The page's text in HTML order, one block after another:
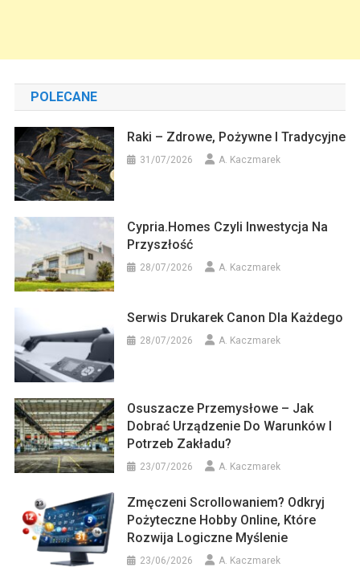
POLECANE
Raki – Zdrowe, Pożywne I Tradycyjne
31/07/2026 A. Kaczmarek
Cypria.homes Czyli Inwestycja Na
Przyszłość
28/07/2026 A. Kaczmarek
Serwis Drukarek Canon Dla Każdego
28/07/2026 A. Kaczmarek
Osuszacze Przemysłowe – Jak
Dobrać Urządzenie Do Warunków I
Potrzeb Zakładu?
23/07/2026 A. Kaczmarek
Zmęczeni Scrollowaniem? Odkryj
Pożyteczne Hobby Online, Które
Rozwija Logiczne Myślenie
23/06/2026 A. Kaczmarek